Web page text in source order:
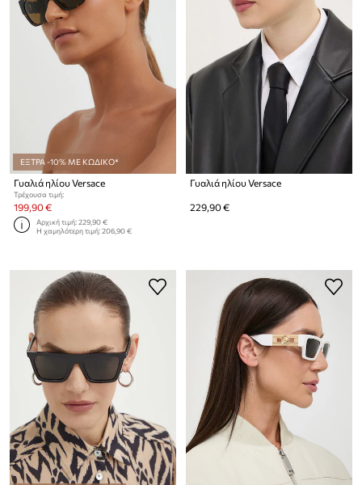
ΕΞΤΡΑ -10% ΜΕ ΚΩΔΙΚΟ*
Γυαλιά ηλίου Versace
Τρέχουσα τιμή:
199,90 €
Αρχική τιμή:229,90 €
Η χαμηλότερη τιμή:206,90 €
Γυαλιά ηλίου Versace
229,90 €